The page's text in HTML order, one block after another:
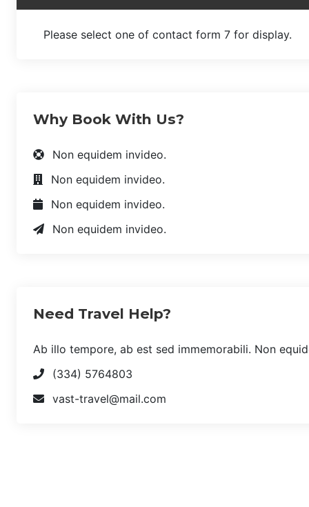
Please select one of contact form 7 for display.
Why Book With Us?
Non equidem invideo.
Non equidem invideo.
Non equidem invideo.
Non equidem invideo.
Need Travel Help?
Ab illo tempore, ab est sed immemorabili. Non
(334) 5764803
vast-travel@mail.com